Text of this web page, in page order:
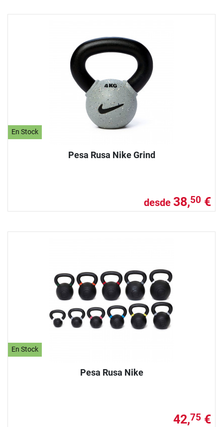
En Stock
Pesa Rusa Nike Grind
desde 38,50 €
En Stock
Pesa Rusa Nike
42,75 €